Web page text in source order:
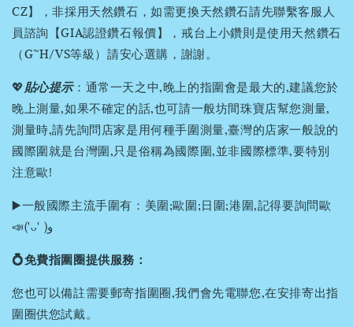
CZ】，非採用天然鑽石，如需更換天然鑽石請先聯繫客服人
員諮詢【GIA認證鑽石報價】，戒台上小鑽則是使用天然鑽石
（G~H/VS等級）請安心選購，謝謝。
💖貼心提示：通常一天之中,晚上的指圍會是最大的,建議您於
晚上測量,如果不確定的話,也可請一般坊間珠寶店幫您測量,
測量時,請先詢問店家是用何種手圍測量,臺灣的店家一般說的
國際圍就是台灣圍,只是俗稱為國際圍,並非國際標準,要特別
注意歐!
▶️一般國際主流手圍有：美圍;歐圍;日圍;港圍,記得要詢問歐
📣('ᴗ' )و
💍免費指圍圈提供服務：
您也可以備註需要郵寄指圍圈,我們會先電聯您,在安排寄出指
圍圈供您試戴。